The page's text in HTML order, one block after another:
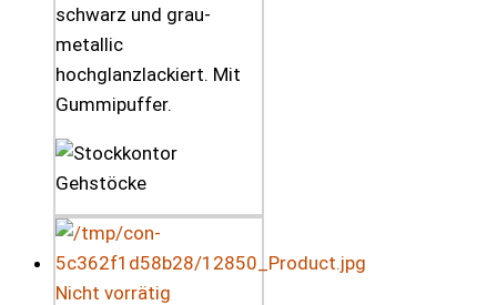
schwarz und grau-
metallic
hochglanzlackiert. Mit
Gummipuffer.
Nicht vorrätig